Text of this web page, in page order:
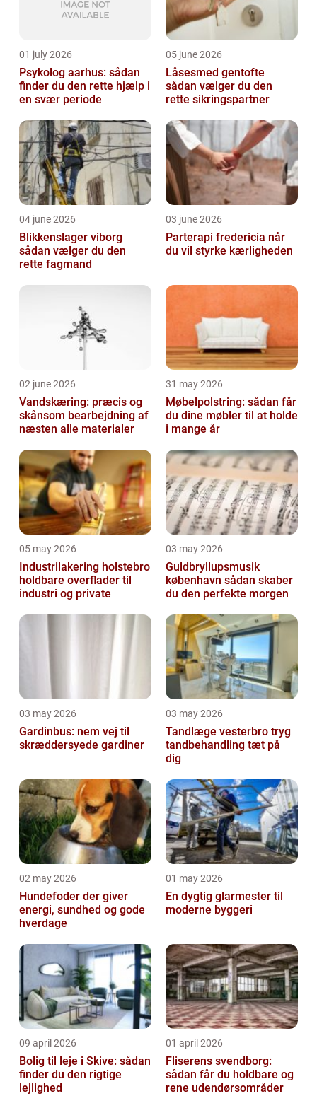
01 july 2026
Psykolog aarhus: sådan
finder du den rette hjælp i
en svær periode
05 june 2026
Låsesmed gentofte
sådan vælger du den
rette sikringspartner
04 june 2026
Blikkenslager viborg
sådan vælger du den
rette fagmand
03 june 2026
Parterapi fredericia når
du vil styrke kærligheden
02 june 2026
Vandskæring: præcis og
skånsom bearbejdning af
næsten alle materialer
31 may 2026
Møbelpolstring: sådan får
du dine møbler til at holde
i mange år
05 may 2026
Industrilakering holstebro
holdbare overflader til
industri og private
03 may 2026
Guldbryllupsmusik
københavn sådan skaber
du den perfekte morgen
03 may 2026
Gardinbus: nem vej til
skræddersyede gardiner
03 may 2026
Tandlæge vesterbro tryg
tandbehandling tæt på
dig
02 may 2026
Hundefoder der giver
energi, sundhed og gode
hverdage
01 may 2026
En dygtig glarmester til
moderne byggeri
09 april 2026
Bolig til leje i Skive: sådan
finder du den rigtige
lejlighed
01 april 2026
Fliserens svendborg:
sådan får du holdbare og
rene udendørsområder